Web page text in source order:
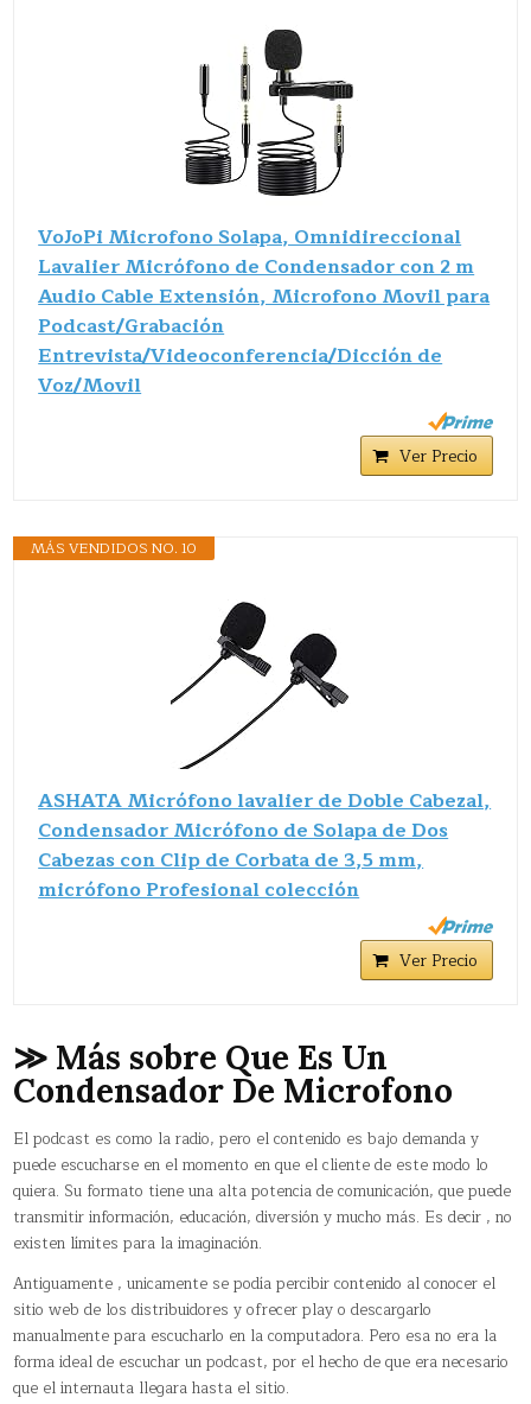
VoJoPi Microfono Solapa, Omnidireccional
Lavalier Micrófono de Condensador con 2 m
Audio Cable Extensión, Microfono Movil para
Podcast/Grabación
Entrevista/Videoconferencia/Dicción de
Voz/Movil
Ver Precio
MÁS VENDIDOS NO. 10
ASHATA Micrófono lavalier de Doble Cabezal,
Condensador Micrófono de Solapa de Dos
Cabezas con Clip de Corbata de 3,5 mm,
micrófono Profesional colección
Ver Precio
≫ Más sobre Que Es Un
Condensador De Microfono
El podcast es como la radio, pero el contenido es bajo demanda y
puede escucharse en el momento en que el cliente de este modo lo
quiera. Su formato tiene una alta potencia de comunicación, que puede
transmitir información, educación, diversión y mucho más. Es decir , no
existen límites para la imaginación.
Antiguamente , unicamente se podía percibir contenido al conocer el
sitio web de los distribuidores y ofrecer play o descargarlo
manualmente para escucharlo en la computadora. Pero esa no era la
forma ideal de escuchar un podcast, por el hecho de que era necesario
que el internauta llegara hasta el sitio.